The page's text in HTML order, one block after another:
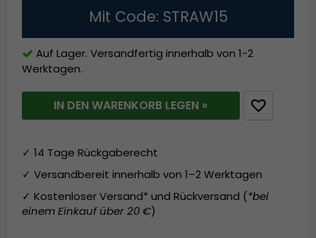
Mit Code: STRAW15
Auf Lager. Versandfertig innerhalb von 1-2
Werktagen.
IN DEN WARENKORB LEGEN »
✓ 14 Tage Rückgaberecht
✓ Versandbereit innerhalb von 1–2 Werktagen
✓ Kostenloser Versand* und Rückversand (*bei
einem Einkauf über 20 €)